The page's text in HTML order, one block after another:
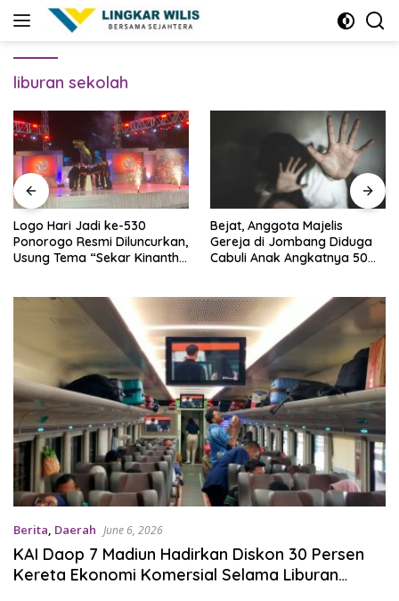
liburan sekolah
Logo Hari Jadi ke-530
Ponorogo Resmi Diluncurkan,
Usung Tema “Sekar Kinanthi,
Bejat, Anggota Majelis
Gereja di Jombang Diduga
Cabuli Anak Angkatnya 50
Berita, Daerah June 6, 2026
KAI Daop 7 Madiun Hadirkan Diskon 30 Persen
Kereta Ekonomi Komersial Selama Liburan